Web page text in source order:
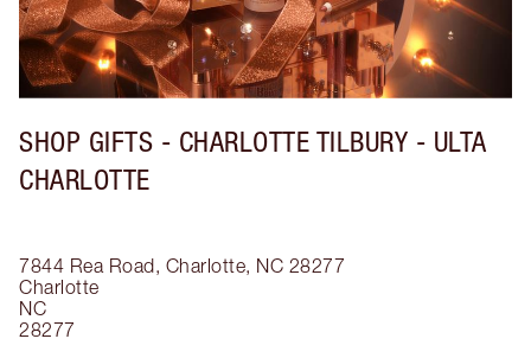
SHOP GIFTS - CHARLOTTE TILBURY - ULTA
CHARLOTTE
7844 Rea Road, Charlotte, NC 28277
Charlotte
NC
28277